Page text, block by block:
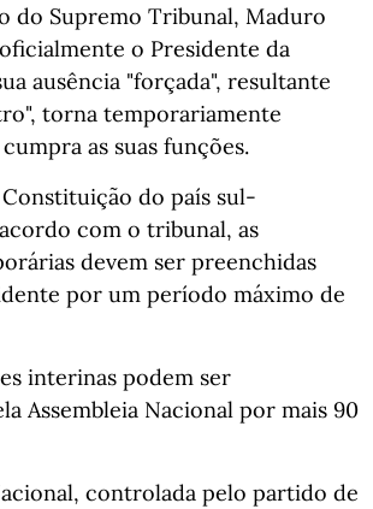
do Supremo Tribunal, Maduro
o Presidente da
ausência "forçada", resultante
torna temporariamente
as suas funções.
do país sul-
com o tribunal, as
devem ser preenchidas
por um período máximo de
interinas podem ser
Assembleia Nacional por mais 90
controlada pelo partido de